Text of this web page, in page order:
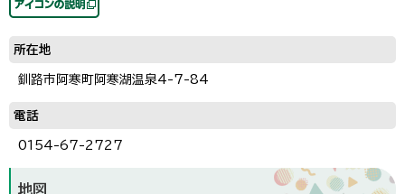
所在地
釧路市阿寒町阿寒湖温泉4-7-84
電話
0154-67-2727
地図